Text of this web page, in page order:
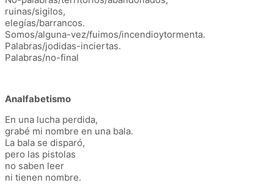
ruinas/sigilos,
elegías/barrancos.
Somos/alguna-vez/fuimos/incendioytormenta.
Palabras/jodidas-inciertas.
Palabras/no-final
Analfabetismo
En una lucha perdida,
grabé mi nombre en una bala.
La bala se disparó,
pero las pistolas
no saben leer
ni tienen nombre.